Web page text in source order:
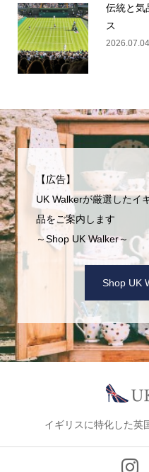
伝統と気
ス
2026.07.04
【広告】
UK Walkerが厳選したイ
品をご案内します
～Shop UK Walker～
Shop UK
イギリスに特化した英